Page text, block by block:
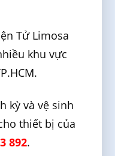
Tử Limosa
khu vực
kỳ và vệ sinh
thiết bị của
892.